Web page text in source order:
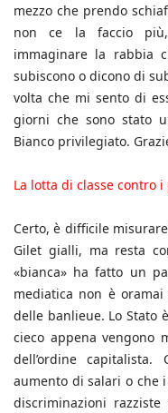
mezzo che prendo
non ce la faccio
immaginare la rabbia
subiscono o dicono di
volta che mi sento di
giorni che sono stato
Bianco privilegiato.
La lotta di classe contro
Certo, è difficile
Gilet gialli, ma resta
«bianca» ha fatto un
mediatica non è
delle banlieue. Lo Stato
cieco appena vengono
dell’ordine
aumento di salari o che
discriminazioni